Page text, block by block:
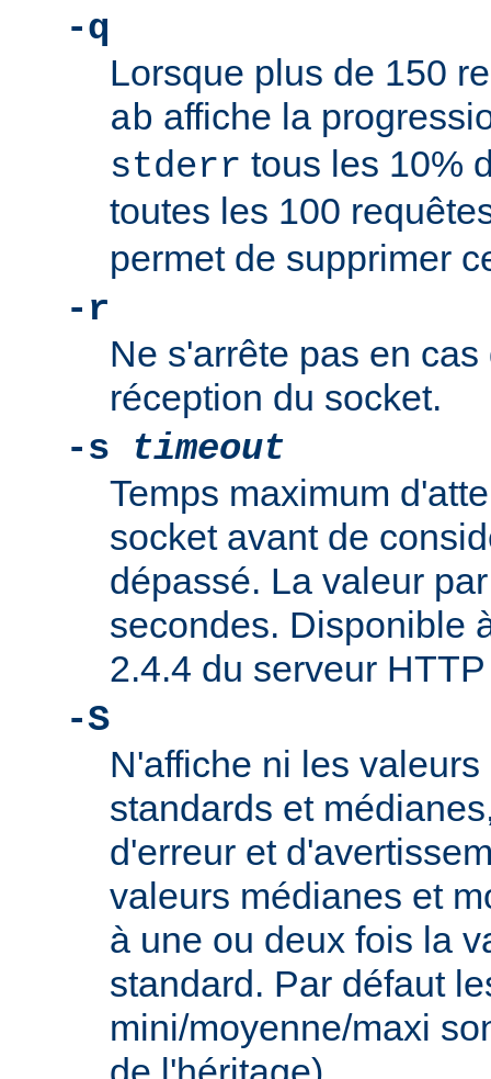
-q
Lorsque plus de 150
ab affiche la
stderr tous les 10%
toutes les 100
permet de supprimer
-r
Ne s'arrête pas en
réception du socket.
-s
timeout
Temps maximum
socket avant de
dépassé. La valeur
secondes. Disponible
2.4.4 du serveur
-S
N'affiche ni les
standards et
d'erreur et
valeurs médianes et
à une ou deux fois la
standard. Par défaut
mini/moyenne/maxi